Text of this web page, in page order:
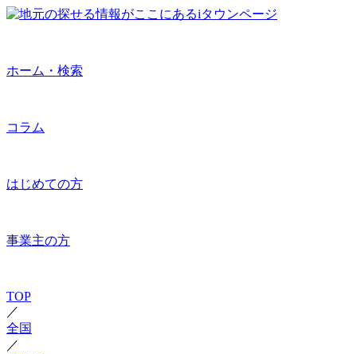
ホーム・検索
コラム
はじめての方
事業主の方
TOP
／
全国
／